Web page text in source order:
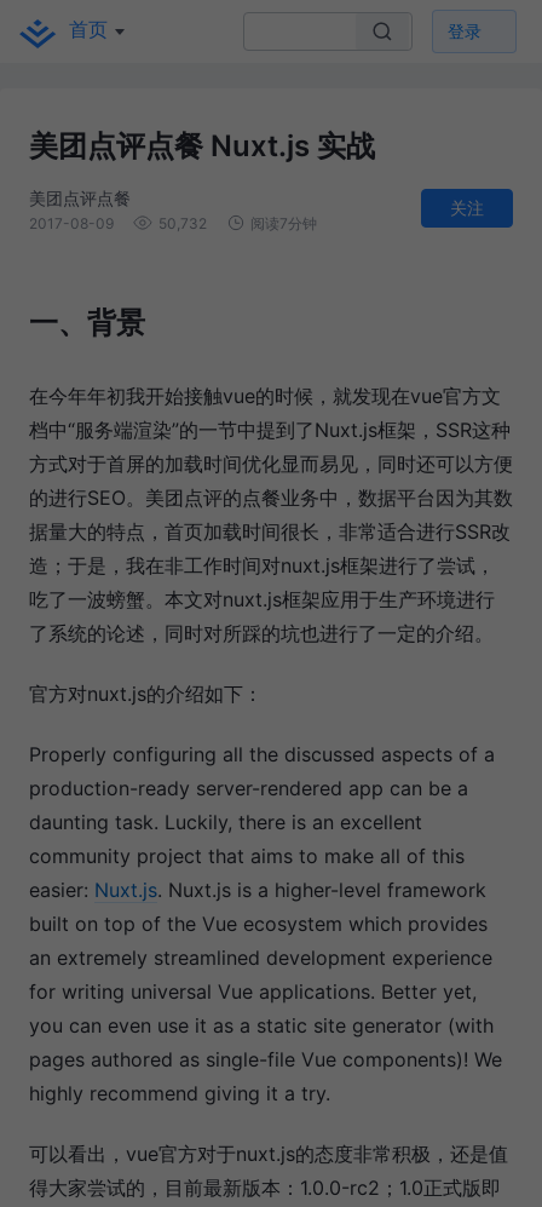
首页 登录
美团点评点餐 Nuxt.js 实战
美团点评点餐
2017-08-09 50,732 阅读7分钟
关注
一、背景
在今年年初我开始接触vue的时候，就发现在vue官方文
档中“服务端渲染”的一节中提到了Nuxt.js框架，SSR这种
方式对于首屏的加载时间优化显而易见，同时还可以方便
的进行SEO。美团点评的点餐业务中，数据平台因为其数
据量大的特点，首页加载时间很长，非常适合进行SSR改
造；于是，我在非工作时间对nuxt.js框架进行了尝试，
吃了一波螃蟹。本文对nuxt.js框架应用于生产环境进行
了系统的论述，同时对所踩的坑也进行了一定的介绍。
官方对nuxt.js的介绍如下：
Properly configuring all the discussed aspects of a
production-ready server-rendered app can be a
daunting task. Luckily, there is an excellent
community project that aims to make all of this
easier: Nuxt.js. Nuxt.js is a higher-level framework
built on top of the Vue ecosystem which provides
an extremely streamlined development experience
for writing universal Vue applications. Better yet,
you can even use it as a static site generator (with
pages authored as single-file Vue components)! We
highly recommend giving it a try.
可以看出，vue官方对于nuxt.js的态度非常积极，还是值
得大家尝试的，目前最新版本：1.0.0-rc2；1.0正式版即